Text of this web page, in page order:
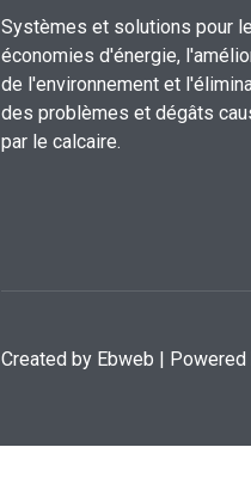
Systèmes et solutions pour
économies d'énergie,
de l'environnement et
des problèmes et dégâts
par le calcaire.
Created by Ebweb | Powered